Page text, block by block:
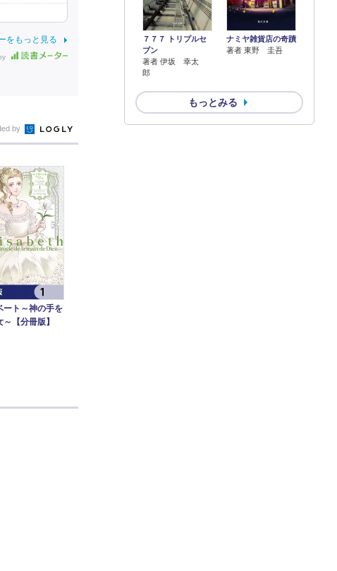
をもっと見る
７７７ トリプルセ
ブン
著者 伊坂 幸太
郎
ナミヤ雑貨店の奇蹟
著者 東野 圭吾
もっとみる
by
ート～神の手を
～【分冊版】